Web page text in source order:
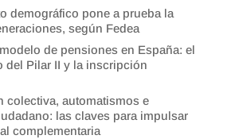
demográfico pone a prueba la
según Fedea
de pensiones en España: el
del Pilar II y la inscripción
colectiva, automatismos e
las claves para impulsar
complementaria